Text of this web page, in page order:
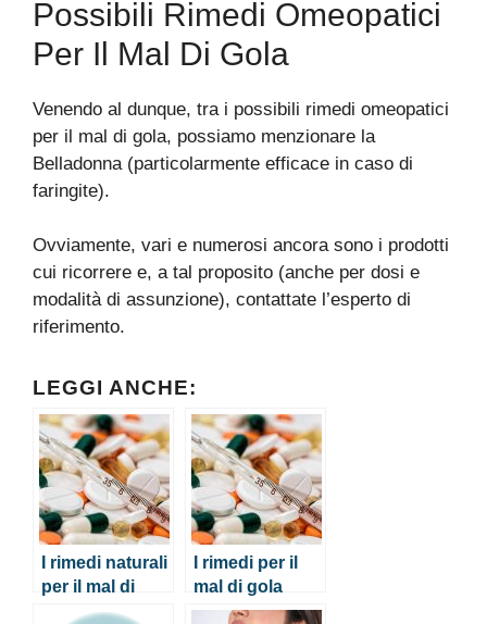
Possibili Rimedi Omeopatici
Per Il Mal Di Gola
Venendo al dunque, tra i possibili rimedi omeopatici
per il mal di gola, possiamo menzionare la
Belladonna (particolarmente efficace in caso di
faringite).
Ovviamente, vari e numerosi ancora sono i prodotti
cui ricorrere e, a tal proposito (anche per dosi e
modalità di assunzione), contattate l’esperto di
riferimento.
LEGGI ANCHE:
I rimedi naturali
per il mal di
I rimedi per il
mal di gola
forte